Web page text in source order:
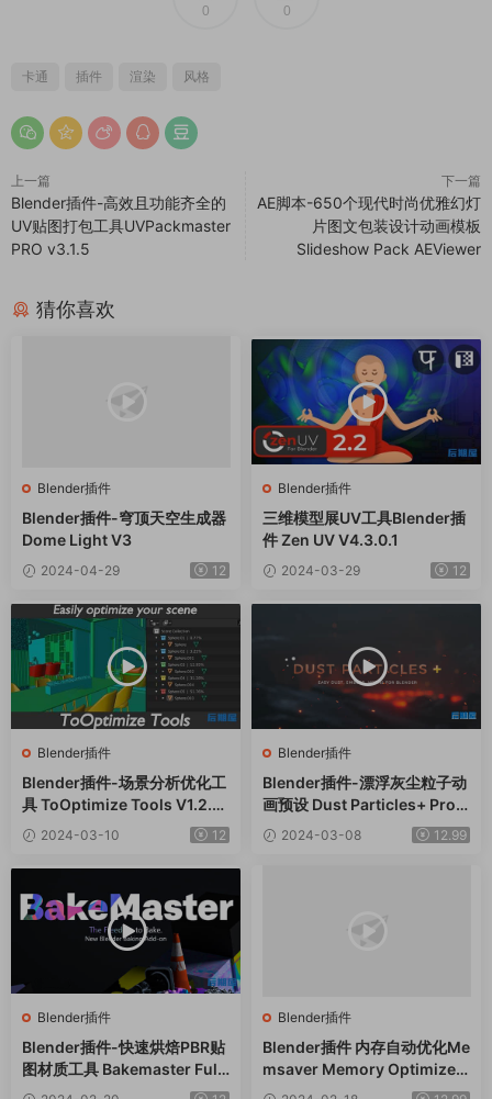
0 0
卡通 插件 渲染 风格
上一篇
Blender插件-高效且功能齐全的
UV贴图打包工具UVPackmaster
PRO v3.1.5
下一篇
AE脚本-650个现代时尚优雅幻灯
片图文包装设计动画模板
Slideshow Pack AEViewer
猜你喜欢
Blender插件
Blender插件-穹顶天空生成器
Dome Light V3
2024-04-29 12
Blender插件
三维模型展UV工具Blender插
件 Zen UV V4.3.0.1
2024-03-29 12
Blender插件
Blender插件-场景分析优化工
具 ToOptimize Tools V1.2.7.
3 2024-03-10 12
Blender插件
Blender插件-漂浮灰尘粒子动
画预设 Dust Particles+ Pro v
1.1 2024-03-08 12.99
Blender插件
Blender插件-快速烘焙PBR贴
图材质工具 Bakemaster Full
V2.6.0
Blender插件
Blender插件 内存自动优化Me
msaver Memory Optimizer
Vram Saver V1.2.1